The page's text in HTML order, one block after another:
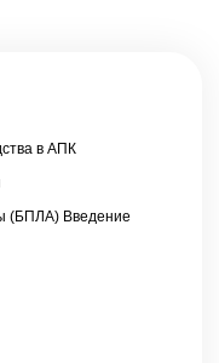
в АПК
(БПЛА) Введение